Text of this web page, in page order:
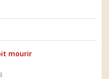
mourir